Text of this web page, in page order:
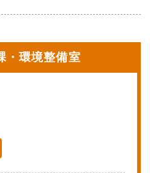
・環境整備室